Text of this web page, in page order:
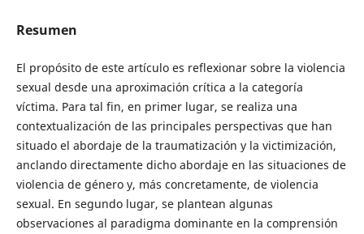
Resumen
El propósito de este artículo es reflexionar sobre la violencia
sexual desde una aproximación crítica a la categoría
víctima. Para tal fin, en primer lugar, se realiza una
contextualización de las principales perspectivas que han
situado el abordaje de la traumatización y la victimización,
anclando directamente dicho abordaje en las situaciones de
violencia de género y, más concretamente, de violencia
sexual. En segundo lugar, se plantean algunas
observaciones al paradigma dominante en la comprensión